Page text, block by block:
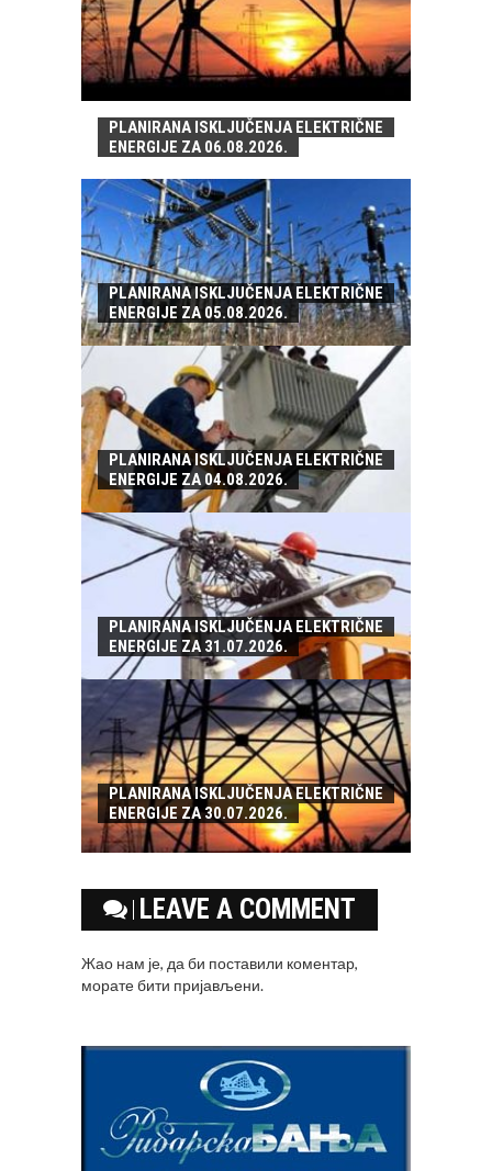
PLANIRANA ISKLJUČENJA ELEKTRIČNE
ENERGIJE ZA 06.08.2026.
PLANIRANA ISKLJUČENJA ELEKTRIČNE
ENERGIJE ZA 05.08.2026.
PLANIRANA ISKLJUČENJA ELEKTRIČNE
ENERGIJE ZA 04.08.2026.
PLANIRANA ISKLJUČENJA ELEKTRIČNE
ENERGIJE ZA 31.07.2026.
PLANIRANA ISKLJUČENJA ELEKTRIČNE
ENERGIJE ZA 30.07.2026.
LEAVE A COMMENT
Жао нам је, да би поставили коментар,
моратебити пријављени.